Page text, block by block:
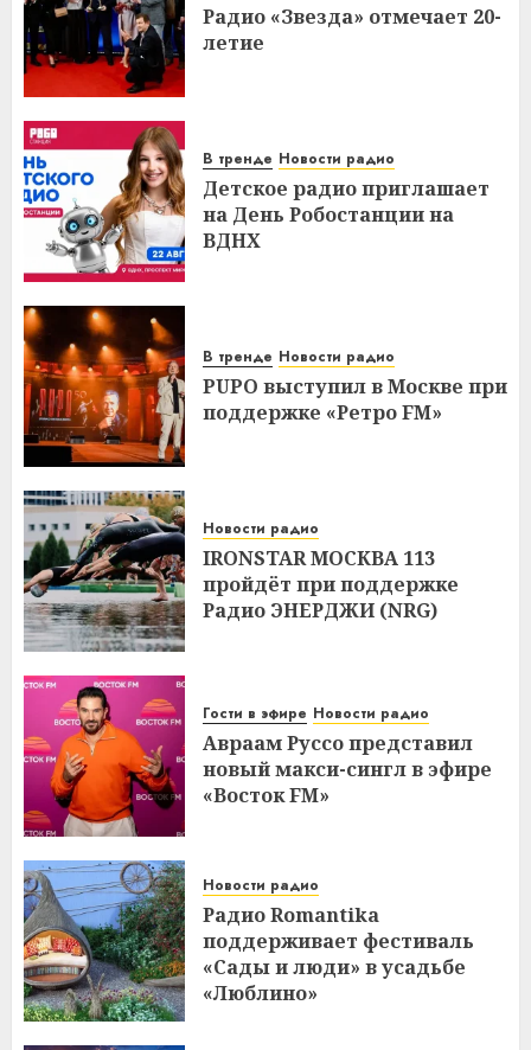
Радио «Звезда» отмечает 20-
летие
В тренде Новости радио
Детское радио приглашает
на День Робостанции на
ВДНХ
В тренде Новости радио
PUPO выступил в Москве при
поддержке «Ретро FM»
Новости радио
IRONSTAR МОСКВА 113
пройдёт при поддержке
Радио ЭНЕРДЖИ (NRG)
Гости в эфире Новости радио
Авраам Руссо представил
новый макси-сингл в эфире
«Восток FM»
Новости радио
Радио Romantika
поддерживает фестиваль
«Сады и люди» в усадьбе
«Люблино»